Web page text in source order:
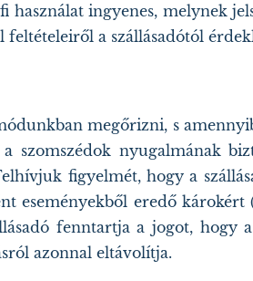
használat ingyenes, melynek
a szállásadótól
megőrizni, s
szomszédok nyugalmának
figyelmét, hogy a
eredő károkért
fenntartja a jogot,
azonnal eltávolítja.